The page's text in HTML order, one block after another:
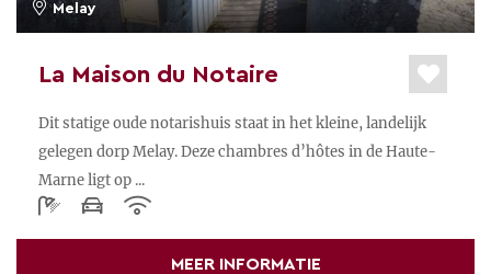
Melay
La Maison du Notaire
Dit statige oude notarishuis staat in het kleine, landelijk
gelegen dorp Melay. Deze chambres d’hôtes in de Haute-
Marne ligt op ...
MEER INFORMATIE